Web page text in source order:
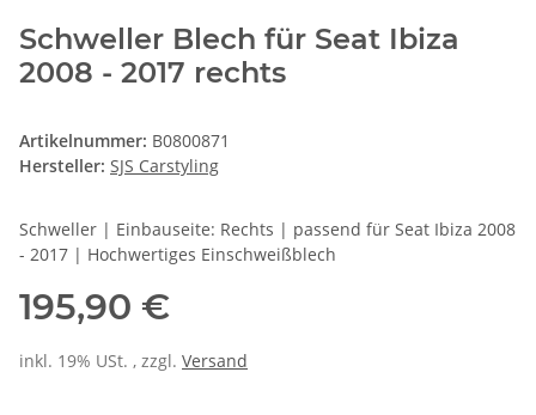
Schweller Blech für Seat Ibiza
2008 - 2017 rechts
Artikelnummer: B0800871
Hersteller: SJS Carstyling
Schweller | Einbauseite: Rechts | passend für Seat Ibiza 2008
- 2017 | Hochwertiges Einschweißblech
195,90 €
inkl. 19% USt. , zzgl. Versand